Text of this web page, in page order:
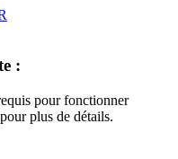
:
pour fonctionner
plus de détails.